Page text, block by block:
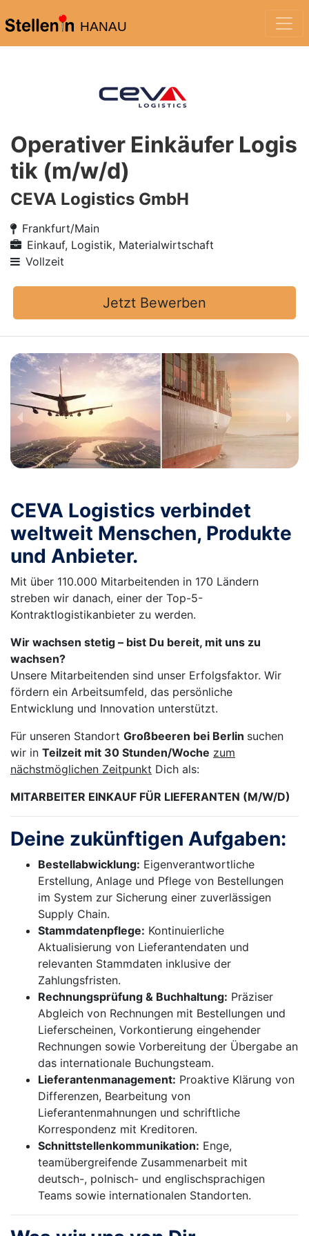
HANAU
Operativer Einkäufer Logis
tik (m/w/d)
CEVA Logistics GmbH
Frankfurt/Main
Einkauf, Logistik, Materialwirtschaft
Vollzeit
Jetzt Bewerben
CEVA Logistics verbindet
weltweit Menschen, Produkte
und Anbieter.
Mit über 110.000 Mitarbeitenden in 170 Ländern
streben wir danach, einer der Top-5-
Kontraktlogistikanbieter zu werden.
Wir wachsen stetig – bist Du bereit, mit uns zu
wachsen?
Unsere Mitarbeitenden sind unser Erfolgsfaktor. Wir
fördern ein Arbeitsumfeld, das persönliche
Entwicklung und Innovation unterstützt.
Für unseren Standort Großbeeren bei Berlin suchen
wir in Teilzeit mit 30 Stunden/Woche zum
nächstmöglichen Zeitpunkt Dich als:
MITARBEITER EINKAUF FÜR LIEFERANTEN (M/W/D)
Deine zukünftigen Aufgaben:
Bestellabwicklung: Eigenverantwortliche
Erstellung, Anlage und Pflege von Bestellungen
im System zur Sicherung einer zuverlässigen
Supply Chain.
Stammdatenpflege: Kontinuierliche
Aktualisierung von Lieferantendaten und
relevanten Stammdaten inklusive der
Zahlungsfristen.
Rechnungsprüfung & Buchhaltung: Präziser
Abgleich von Rechnungen mit Bestellungen und
Lieferscheinen, Vorkontierung eingehender
Rechnungen sowie Vorbereitung der Übergabe an
das internationale Buchungsteam.
Lieferantenmanagement: Proaktive Klärung von
Differenzen, Bearbeitung von
Lieferantenmahnungen und schriftliche
Korrespondenz mit Kreditoren.
Schnittstellenkommunikation: Enge,
teamübergreifende Zusammenarbeit mit
deutsch-, polnisch- und englischsprachigen
Teams sowie internationalen Standorten.